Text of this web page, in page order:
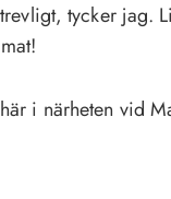
tycker jag.
i närheten vid